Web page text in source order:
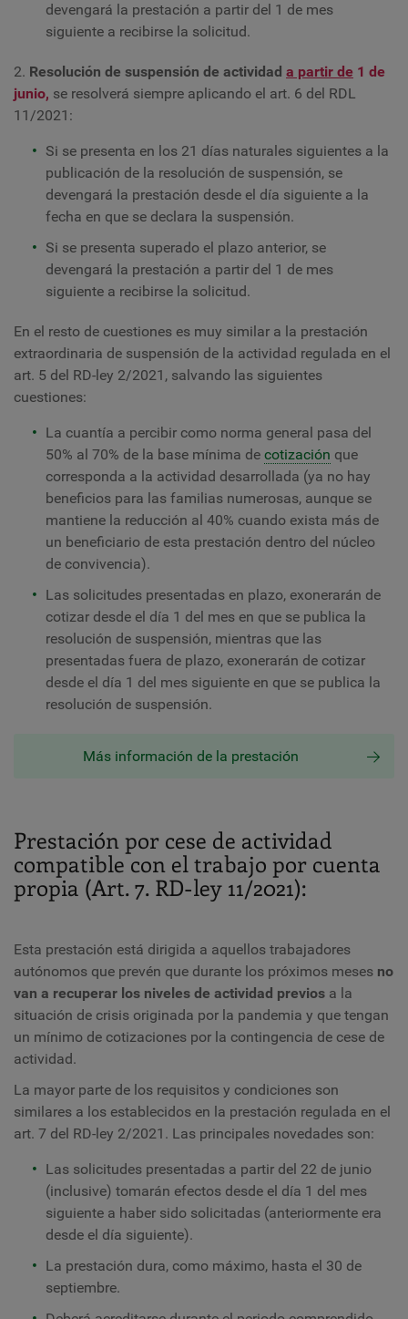
devengará la prestación a partir del 1 de mes
siguiente a recibirse la solicitud.
2. Resolución de suspensión de actividad a partir de 1 de
junio, se resolverá siempre aplicando el art. 6 del RDL
11/2021:
Si se presenta en los 21 días naturales siguientes a la
publicación de la resolución de suspensión, se
devengará la prestación desde el día siguiente a la
fecha en que se declara la suspensión.
Si se presenta superado el plazo anterior, se
devengará la prestación a partir del 1 de mes
siguiente a recibirse la solicitud.
En el resto de cuestiones es muy similar a la prestación
extraordinaria de suspensión de la actividad regulada en el
art. 5 del RD-ley 2/2021, salvando las siguientes
cuestiones:
La cuantía a percibir como norma general pasa del
50% al 70% de la base mínima de cotización que
corresponda a la actividad desarrollada (ya no hay
beneficios para las familias numerosas, aunque se
mantiene la reducción al 40% cuando exista más de
un beneficiario de esta prestación dentro del núcleo
de convivencia).
Las solicitudes presentadas en plazo, exonerarán de
cotizar desde el día 1 del mes en que se publica la
resolución de suspensión, mientras que las
presentadas fuera de plazo, exonerarán de cotizar
desde el día 1 del mes siguiente en que se publica la
resolución de suspensión.
Más información de la prestación
Prestación por cese de actividad
compatible con el trabajo por cuenta
propia (Art. 7. RD-ley 11/2021):
Esta prestación está dirigida a aquellos trabajadores
autónomos que prevén que durante los próximos meses no
van a recuperar los niveles de actividad previos a la
situación de crisis originada por la pandemia y que tengan
un mínimo de cotizaciones por la contingencia de cese de
actividad.
La mayor parte de los requisitos y condiciones son
similares a los establecidos en la prestación regulada en el
art. 7 del RD-ley 2/2021. Las principales novedades son:
Las solicitudes presentadas a partir del 22 de junio
(inclusive) tomarán efectos desde el día 1 del mes
siguiente a haber sido solicitadas (anteriormente era
desde el día siguiente).
La prestación dura, como máximo, hasta el 30 de
septiembre.